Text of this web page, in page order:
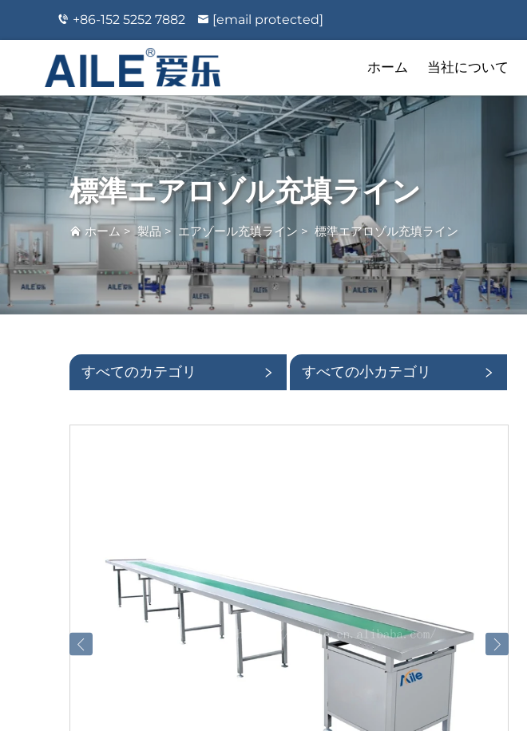
+86-152 5252 7882 [email protected]
ホーム 当社について
標準エアロゾル充填ライン
ホーム > 製品 > エアゾール充填ライン > 標準エアロゾル充填ライン
すべてのカテゴリ すべての小カテゴリ